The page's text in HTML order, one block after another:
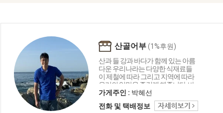
산골어부(1%후원)
산과 들 강과 바다가 함께 있는 아름
다운 우리나라는 다양한 식재료들
이 제철에 따라 그리고 지역에 따라
우리의 입맛을 즐겁게 해줍니다. 바
다의 재료로 함께 만드는 요리들은
언제나 우리의 맛에 감칠맛과 부드
러움 그리고 음식이 문화로 발전하
가게주인 : 박혜선
전화 및 택배정보